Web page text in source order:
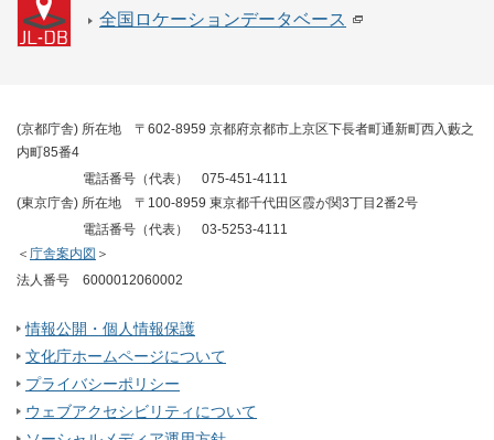
全国ロケーションデータベース
(京都庁舎) 所在地
〒602-8959 京都府京都市上京区下長者町通新町西入藪之
内町85番4
電話番号（代表）
075-451-4111
(東京庁舎) 所在地
〒100-8959 東京都千代田区霞が関3丁目2番2号
電話番号（代表）
03-5253-4111
＜ 庁舎案内図 ＞
法人番号
6000012060002
情報公開・個人情報保護
文化庁ホームページについて
プライバシーポリシー
ウェブアクセシビリティについて